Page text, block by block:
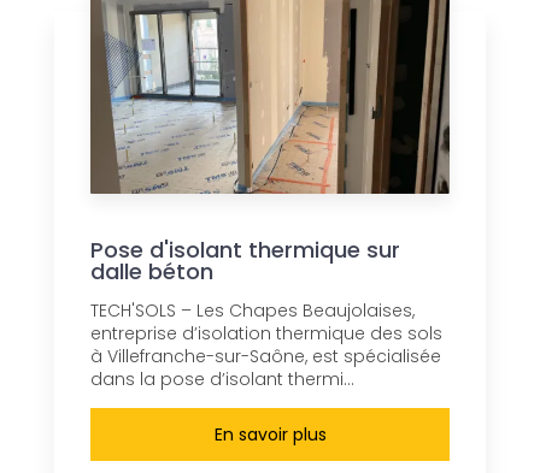
Pose d'isolant thermique sur
dalle béton
TECH'SOLS – Les Chapes Beaujolaises,
entreprise d’isolation thermique des sols
à Villefranche-sur-Saône, est spécialisée
dans la pose d’isolant thermi...
En savoir plus